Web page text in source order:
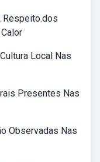
Respeito.dos
Local Nas
Presentes Nas
Observadas Nas